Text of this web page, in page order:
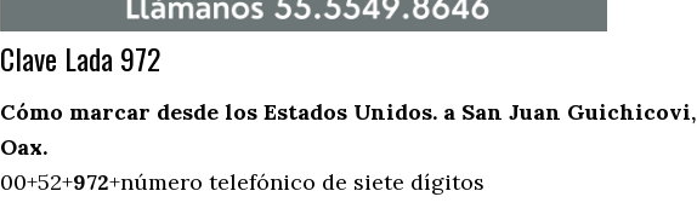
Clave Lada 972
Cómo marcar desde los Estados Unidos. a San Juan Guichicovi,
Oax.
00+52+972+número telefónico de siete dígitos